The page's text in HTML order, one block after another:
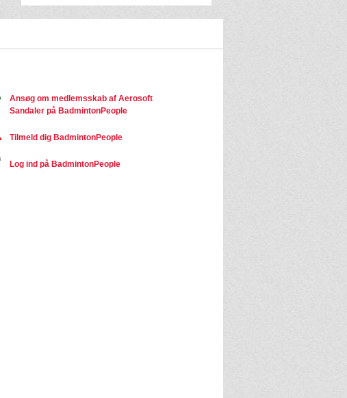
Ansøg om medlemsskab af Aerosoft
Sandaler på BadmintonPeople
Tilmeld dig BadmintonPeople
Log ind på BadmintonPeople